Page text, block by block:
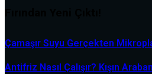
Çamaşır Suyu Gerçekten
Antifriz Nasıl Çalışır? Kışın